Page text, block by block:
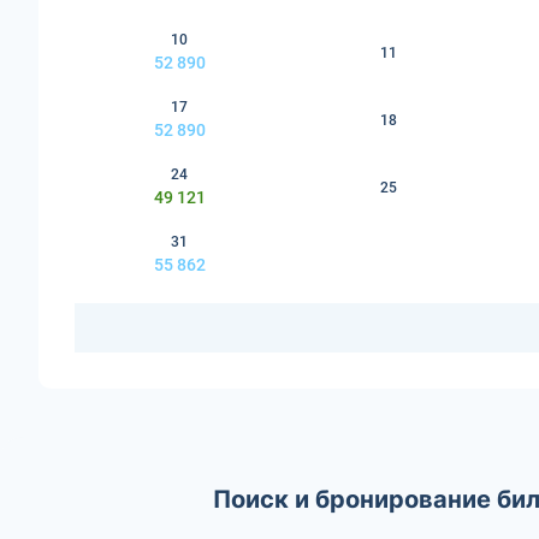
10
52 890
11
17
52 890
18
24
49 121
25
31
55 862
Поиск и бронирование